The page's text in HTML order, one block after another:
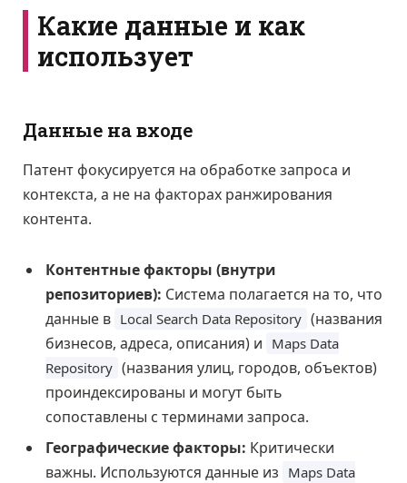
Какие данные и как
использует
Данные на входе
Патент фокусируется на обработке запроса и
контекста, а не на факторах ранжирования
контента.
Контентные факторы (внутри
репозиториев): Система полагается на то, что
данные в Local Search Data Repository (названия
бизнесов, адреса, описания) и Maps Data
Repository (названия улиц, городов, объектов)
проиндексированы и могут быть
сопоставлены с терминами запроса.
Географические факторы: Критически
важны. Используются данные из Maps Data